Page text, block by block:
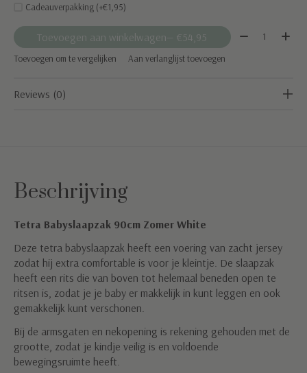
Cadeauverpakking (+€1,95)
Toevoegen aan winkelwagen — €54,95 Aantal:
Toevoegen om te vergelijken Aan verlanglijst toevoegen
Reviews (0)
Beschrijving
Tetra Babyslaapzak 90cm Zomer White
Deze tetra babyslaapzak heeft een voering van zacht jersey
zodat hij extra comfortable is voor je kleintje. De slaapzak
heeft een rits die van boven tot helemaal beneden open te
ritsen is, zodat je je baby er makkelijk in kunt leggen en ook
gemakkelijk kunt verschonen.
Bij de armsgaten en nekopening is rekening gehouden met de
grootte, zodat je kindje veilig is en voldoende
bewegingsruimte heeft.